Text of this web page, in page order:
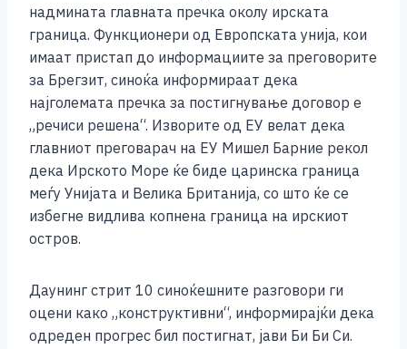
надмината главната пречка околу ирската
граница. Функционери од Европската унија, кои
имаат пристап до информациите за преговорите
за Брегзит, синоќа информираат дека
најголемата пречка за постигнување договор е
„речиси решена“. Изворите од ЕУ велат дека
главниот преговарач на ЕУ Мишел Барние рекол
дека Ирското Море ќе биде царинска граница
меѓу Унијата и Велика Британија, со што ќе се
избегне видлива копнена граница на ирскиот
остров.
Даунинг стрит 10 синоќешните разговори ги
оцени како „конструктивни“, информирајќи дека
одреден прогрес бил постигнат, јави Би Би Си.